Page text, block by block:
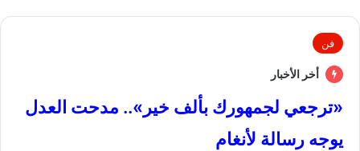
فن
أخر الأخبار
«ترجعي لجمهورك بألف خير».. مدحت العدل
يوجه رسالة لأنغام